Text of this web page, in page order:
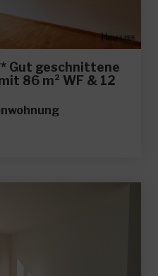
Gut geschnittene
86 m² WF & 12